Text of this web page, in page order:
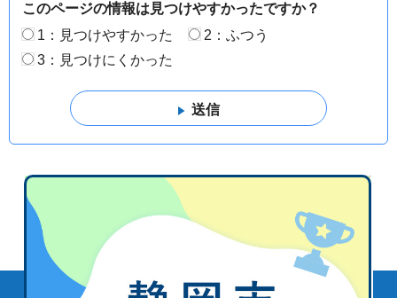
このページの情報は見つけやすかったですか？
1：見つけやすかった
2：ふつう
3：見つけにくかった